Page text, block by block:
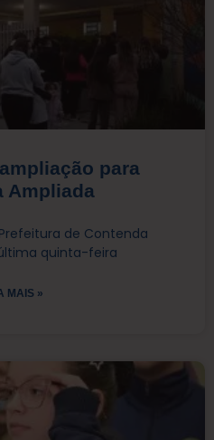
para
Ampliada
de Contenda
quinta-feira
MAIS »